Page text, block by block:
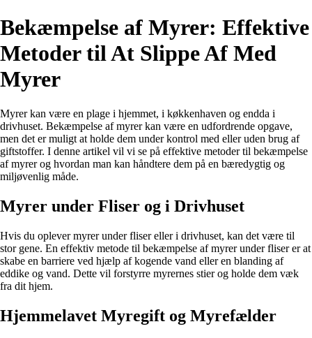
Bekæmpelse af Myrer: Effektive
Metoder til At Slippe Af Med
Myrer
Myrer kan være en plage i hjemmet, i køkkenhaven og endda i
drivhuset. Bekæmpelse af myrer kan være en udfordrende opgave,
men det er muligt at holde dem under kontrol med eller uden brug af
giftstoffer. I denne artikel vil vi se på effektive metoder til bekæmpelse
af myrer og hvordan man kan håndtere dem på en bæredygtig og
miljøvenlig måde.
Myrer under Fliser og i Drivhuset
Hvis du oplever myrer under fliser eller i drivhuset, kan det være til
stor gene. En effektiv metode til bekæmpelse af myrer under fliser er at
skabe en barriere ved hjælp af kogende vand eller en blanding af
eddike og vand. Dette vil forstyrre myrernes stier og holde dem væk
fra dit hjem.
Hjemmelavet Myregift og Myrefælder